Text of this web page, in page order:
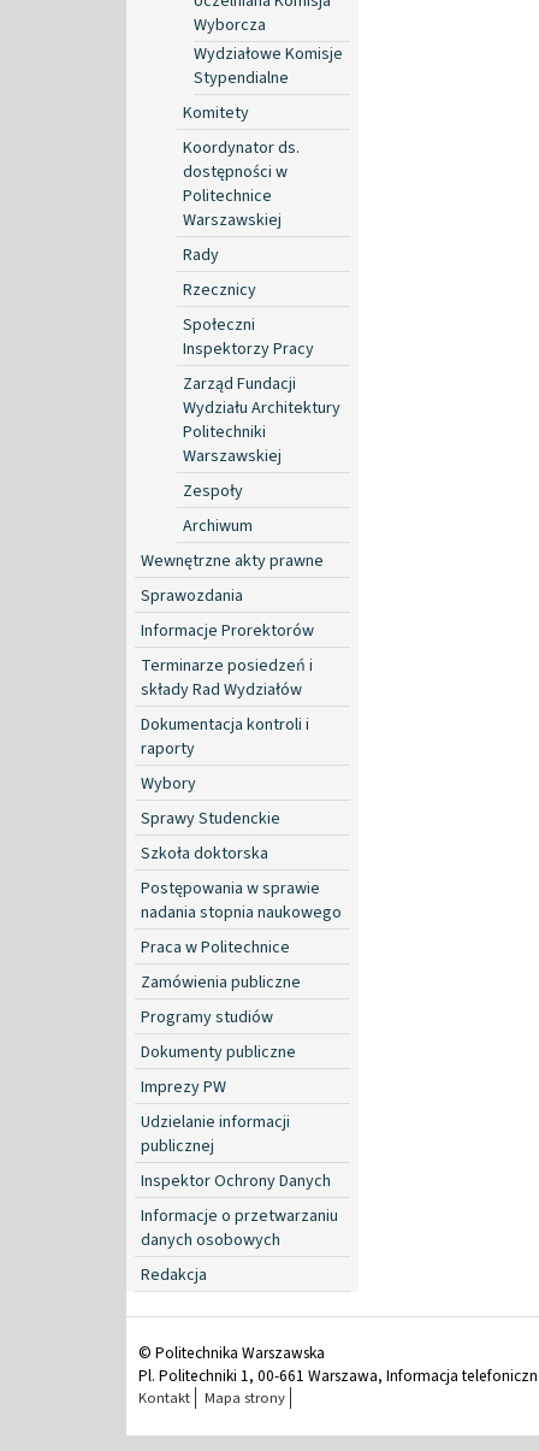
Wyborcza
Wydziałowe Komisje
Stypendialne
Komitety
Koordynator ds.
dostępności w
Politechnice
Warszawskiej
Rady
Rzecznicy
Społeczni
Inspektorzy Pracy
Zarząd Fundacji
Wydziału Architektury
Politechniki
Warszawskiej
Zespoły
Archiwum
Wewnętrzne akty prawne
Sprawozdania
Informacje Prorektorów
Terminarze posiedzeń i
składy Rad Wydziałów
Dokumentacja kontroli i
raporty
Wybory
Sprawy Studenckie
Szkoła doktorska
Postępowania w sprawie
nadania stopnia naukowego
Praca w Politechnice
Zamówienia publiczne
Programy studiów
Dokumenty publiczne
Imprezy PW
Udzielanie informacji
publicznej
Inspektor Ochrony Danych
Informacje o przetwarzaniu
danych osobowych
Redakcja
© Politechnika Warszawska
Pl. Politechniki 1, 00-661 Warszawa, Informacja
Kontakt Mapa strony